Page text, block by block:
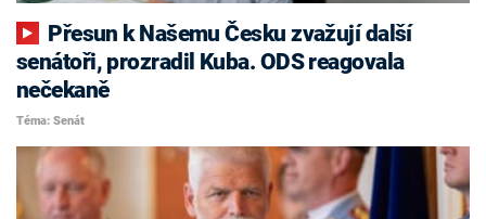
senátoři, prozradil Kuba. ODS reagovala
nečekaně
Téma: Senát